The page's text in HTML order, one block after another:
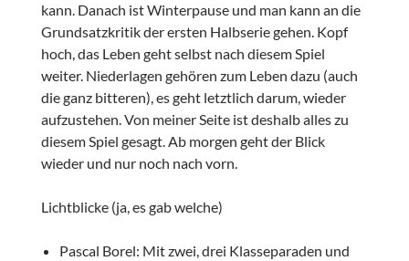
kann. Danach ist Winterpause und man kann an die
Grundsatzkritik der ersten Halbserie gehen. Kopf
hoch, das Leben geht selbst nach diesem Spiel
weiter. Niederlagen gehören zum Leben dazu (auch
die ganz bitteren), es geht letztlich darum, wieder
aufzustehen. Von meiner Seite ist deshalb alles zu
diesem Spiel gesagt. Ab morgen geht der Blick
wieder und nur noch nach vorn.
Lichtblicke (ja, es gab welche)
Pascal Borel: Mit zwei, drei Klasseparaden und